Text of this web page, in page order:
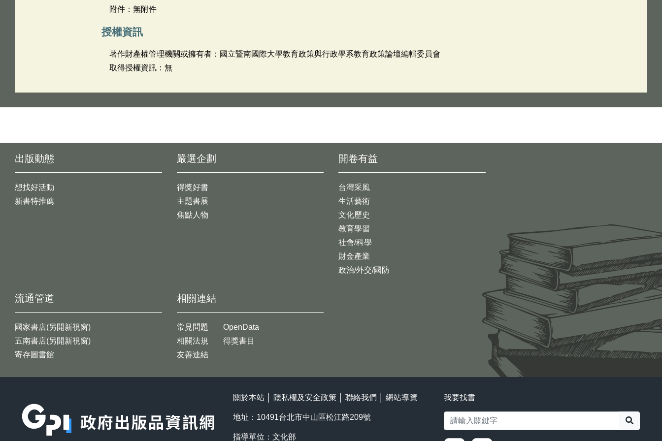
附件：無附件
授權資訊
著作財產權管理機關或擁有者：國立暨南國際大學教育政策與行政學系教育政策論壇編輯委員會
取得授權資訊：無
出版動態
想找好活動
新書特推薦
開卷有益
台灣采風
生活藝術
文化歷史
教育學習
社會/科學
財金產業
政治/外交/國防
嚴選企劃
得獎好書
主題書展
焦點人物
流通管道
國家書店(另開新視窗)
五南書店(另開新視窗)
寄存圖書館
相關連結
常見問題
相關法規
友善連結
OpenData
得獎書目
關於本站 隱私權及安全政策 聯絡我們 網站導覽
地址：10491台北市中山區松江路209號
指導單位：文化部
我要找書